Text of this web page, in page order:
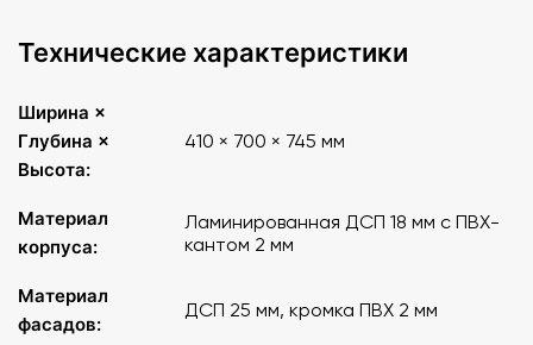
Технические характеристики
Ширина ×
Глубина ×
Высота:
410 × 700 × 745 мм
Материал
корпуса:
Ламинированная ДСП 18 мм с ПВХ-
кантом 2 мм
Материал
фасадов:
ДСП 25 мм, кромка ПВХ 2 мм